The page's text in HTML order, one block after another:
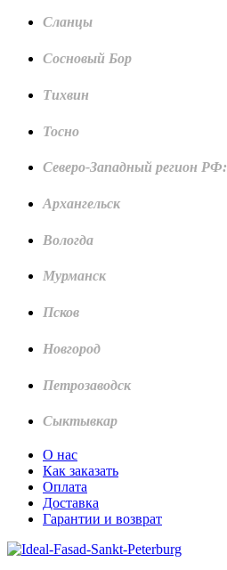
Сланцы
Сосновый Бор
Тихвин
Тосно
Северо-Западный регион РФ:
Архангельск
Вологда
Мурманск
Псков
Новгород
Петрозаводск
Сыктывкар
О нас
Как заказать
Оплата
Доставка
Гарантии и возврат